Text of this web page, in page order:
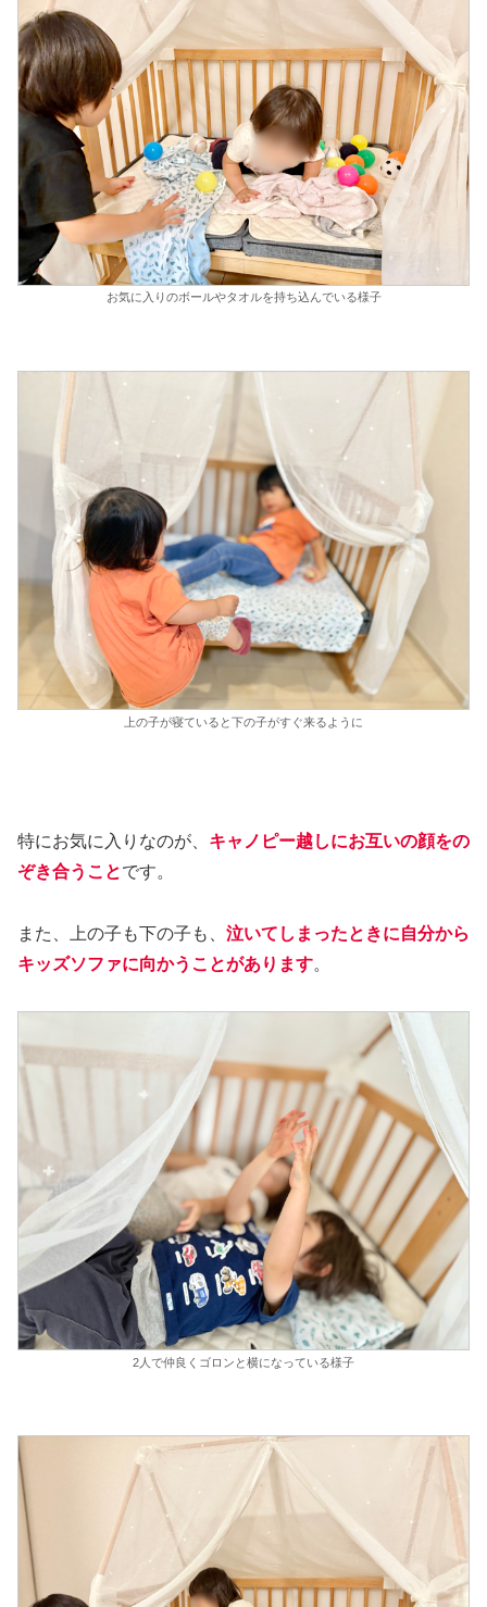
お気に入りのボールやタオルを持ち込んでいる様子
上の子が寝ていると下の子がすぐ来るように
特にお気に入りなのが、 キャノピー越しにお互いの顔をの
ぞき合うことです。
また、上の子も下の子も、 泣いてしまったときに自分から
キッズソファに向かうことがあります。
2人で仲良くゴロンと横になっている様子